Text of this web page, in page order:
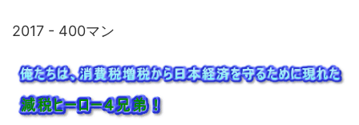
2017 - 400マン